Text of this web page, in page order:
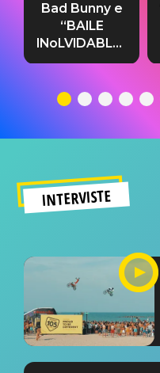
Bad Bunny e
“BAILE
INoLVIDABLE”:
testo,
significato
INTERVISTE